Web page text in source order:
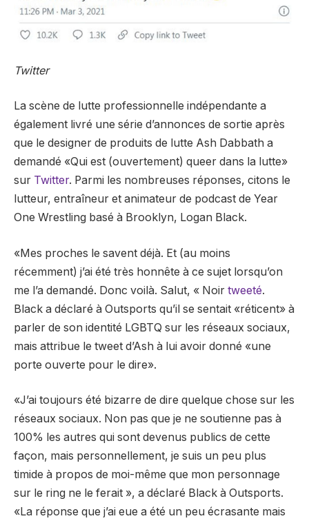
Twitter
La scène de lutte professionnelle indépendante a
également livré une série d’annonces de sortie après
que le designer de produits de lutte Ash Dabbath a
demandé «Qui est (ouvertement) queer dans la lutte»
sur Twitter. Parmi les nombreuses réponses, citons le
lutteur, entraîneur et animateur de podcast de Year
One Wrestling basé à Brooklyn, Logan Black.
«Mes proches le savent déjà. Et (au moins
récemment) j’ai été très honnête à ce sujet lorsqu’on
me l’a demandé. Donc voilà. Salut, « Noir tweeté.
Black a déclaré à Outsports qu’il se sentait «réticent» à
parler de son identité LGBTQ sur les réseaux sociaux,
mais attribue le tweet d’Ash à lui avoir donné «une
porte ouverte pour le dire».
«J’ai toujours été bizarre de dire quelque chose sur les
réseaux sociaux. Non pas que je ne soutienne pas à
100% les autres qui sont devenus publics de cette
façon, mais personnellement, je suis un peu plus
timide à propos de moi-même que mon personnage
sur le ring ne le ferait », a déclaré Black à Outsports.
«La réponse que j’ai eue a été un peu écrasante mais